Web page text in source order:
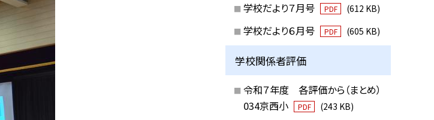
学校だより７月号 PDF (612 KB)
学校だより６月号 PDF (605 KB)
学校関係者評価
令和７年度 各評価から（まとめ）
034京西小
PDF (243 KB)